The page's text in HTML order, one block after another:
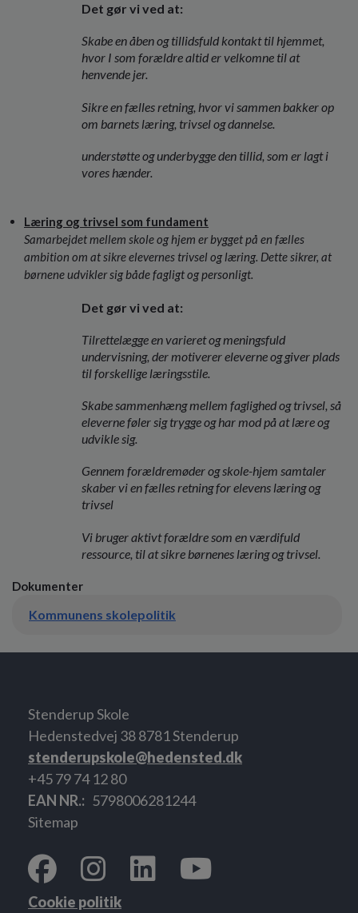
Det gør vi ved at:
Skabe en åben og tillidsfuld kontakt til hjemmet,
hvor I som forældre altid er velkomne til at
henvende jer.
Sikre en fælles retning, hvor vi sammen bakker op
om barnets læring, trivsel og dannelse.
understøtte og underbygge den tillid, som er lagt i
vores hænder.
Læring og trivsel som fundament
Samarbejdet mellem skole og hjem er bygget på en fælles
ambition om at sikre elevernes trivsel og læring. Dette sikrer, at
børnene udvikler sig både fagligt og personligt.
Det gør vi ved at:
Tilrettelægge en varieret og meningsfuld
undervisning, der motiverer eleverne og giver plads
til forskellige læringsstile.
Skabe sammenhæng mellem faglighed og trivsel, så
eleverne føler sig trygge og har mod på at lære og
udvikle sig.
Gennem forældremøder og skole-hjem samtaler
skaber vi en fælles retning for elevens læring og
trivsel
Vi bruger aktivt forældre som en værdifuld
ressource, til at sikre børnenes læring og trivsel.
Dokumenter
Kommunens skolepolitik
Stenderup Skole
Hedenstedvej 38 8781 Stenderup
stenderupskole@hedensted.dk
+45 79 74 12 80
EAN NR.
5798006281244
Sitemap
Cookie politik